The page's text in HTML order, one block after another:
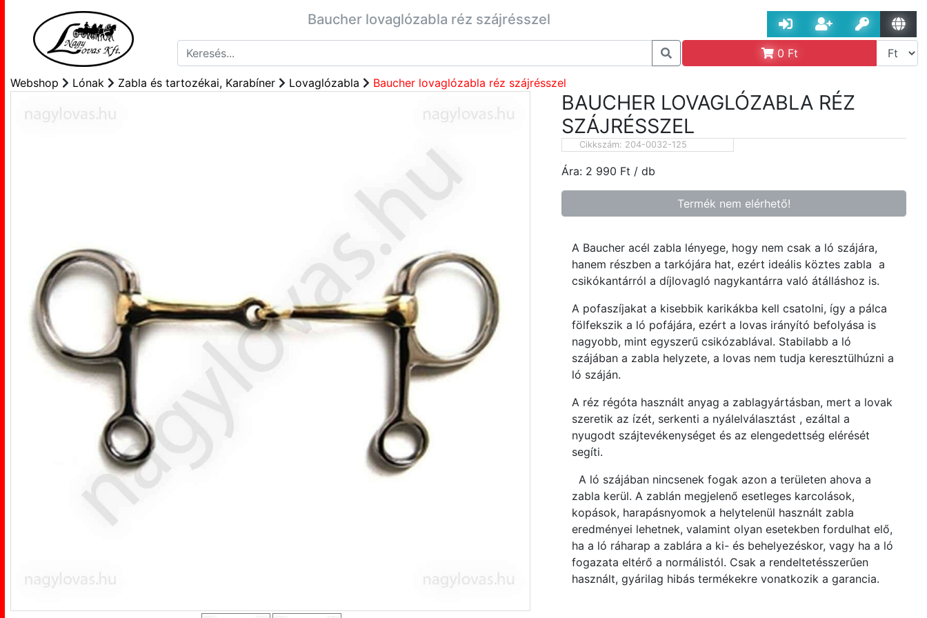
Baucher lovaglózabla réz szájrésszel
0 Ft
Webshop Lónak Zabla és tartozékai, Karabíner Lovaglózabla Baucher lovaglózabla réz szájrésszel
BAUCHER LOVAGLÓZABLA RÉZ
SZÁJRÉSSZEL
Cikkszám: 204-0032-125
Ára: 2 990 Ft / db
Termék nem elérhető!
A Baucher acél zabla lényege, hogy nem csak a ló szájára,
hanem részben a tarkójára hat, ezért ideális köztes zabla a
csikókantárról a díjlovagló nagykantárra való átálláshoz is.
A pofaszíjakat a kisebbik karikákba kell csatolni, így a pálca
fölfekszik a ló pofájára, ezért a lovas irányító befolyása is
nagyobb, mint egyszerű csikózablával. Stabilabb a ló
szájában a zabla helyzete, a lovas nem tudja keresztülhúzni a
ló száján.
A réz régóta használt anyag a zablagyártásban, mert a lovak
szeretik az ízét, serkenti a nyálelválasztást , ezáltal a
nyugodt szájtevékenységet és az elengedettség elérését
segíti.
A ló szájában nincsenek fogak azon a területen ahova a
zabla kerül. A zablán megjelenő esetleges karcolások,
kopások, harapásnyomok a helytelenül használt zabla
eredményei lehetnek, valamint olyan esetekben fordulhat elő,
ha a ló ráharap a zablára a ki- és behelyezéskor, vagy ha a ló
fogazata eltérő a normálistól. Csak a rendeltetésszerűen
használt, gyárilag hibás termékekre vonatkozik a garancia.